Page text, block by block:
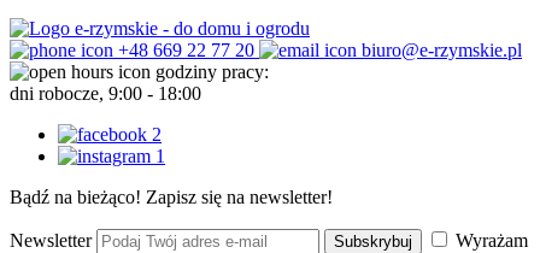
+48 669 22 77 20
biuro@e-rzymskie.pl
godziny pracy:
dni robocze, 9:00 - 18:00
Bądź na bieżąco! Zapisz się na newsletter!
Newsletter Subskrybuj
Wyrażam